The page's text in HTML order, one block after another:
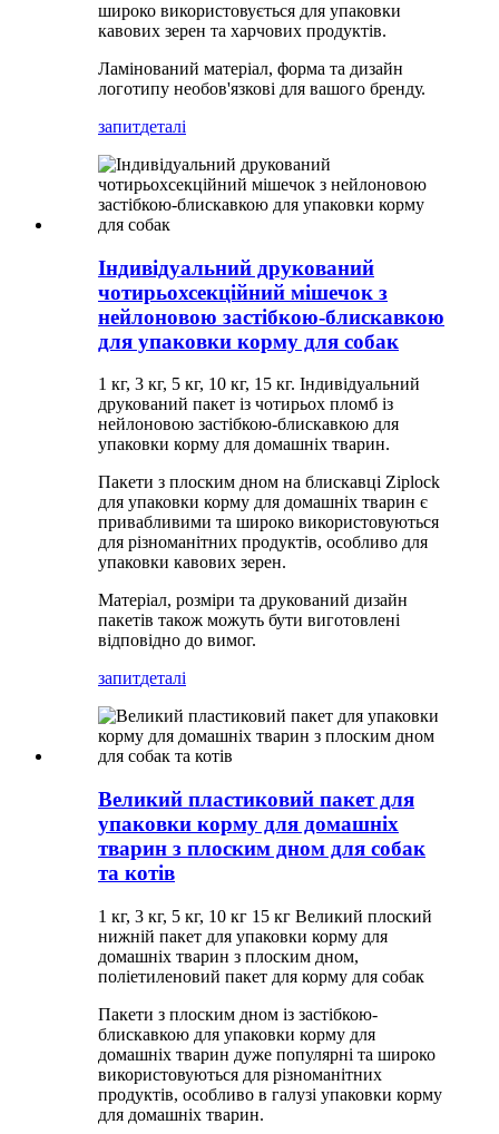
широко використовується для упаковки
кавових зерен та харчових продуктів.
Ламінований матеріал, форма та дизайн
логотипу необов'язкові для вашого бренду.
запитдеталі
Індивідуальний друкований
чотирьохсекційний мішечок з
нейлоновою застібкою-блискавкою
для упаковки корму для собак
1 кг, 3 кг, 5 кг, 10 кг, 15 кг. Індивідуальний
друкований пакет із чотирьох пломб із
нейлоновою застібкою-блискавкою для
упаковки корму для домашніх тварин.
Пакети з плоским дном на блискавці Ziplock
для упаковки корму для домашніх тварин є
привабливими та широко використовуються
для різноманітних продуктів, особливо для
упаковки кавових зерен.
Матеріал, розміри та друкований дизайн
пакетів також можуть бути виготовлені
відповідно до вимог.
запитдеталі
Великий пластиковий пакет для
упаковки корму для домашніх
тварин з плоским дном для собак
та котів
1 кг, 3 кг, 5 кг, 10 кг 15 кг Великий плоский
нижній пакет для упаковки корму для
домашніх тварин з плоским дном,
поліетиленовий пакет для корму для собак
Пакети з плоским дном із застібкою-
блискавкою для упаковки корму для
домашніх тварин дуже популярні та широко
використовуються для різноманітних
продуктів, особливо в галузі упаковки корму
для домашніх тварин.